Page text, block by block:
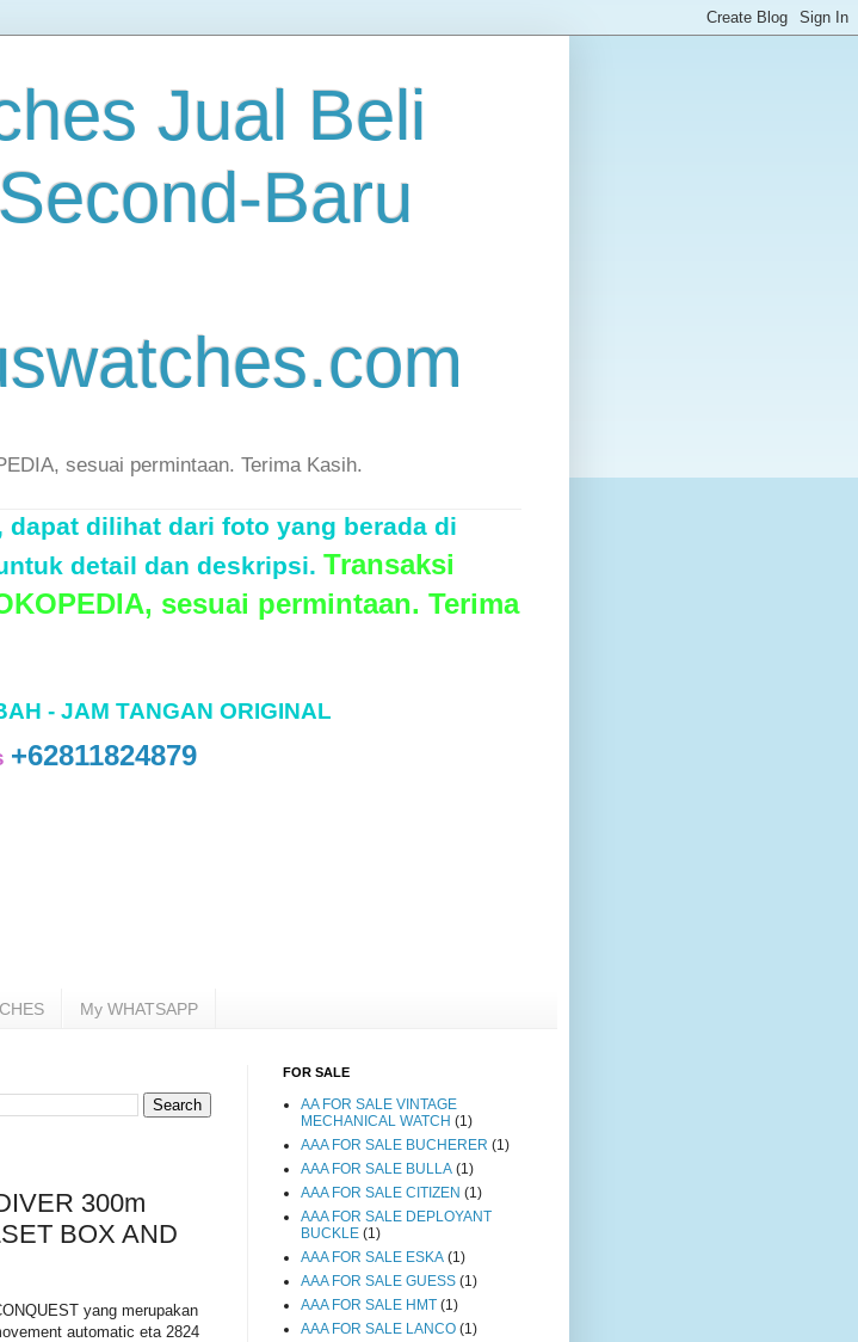
Jual Beli
Baru
sesuai permintaan. Terima Kasih.
dilihat dari foto yang berada di
detail dan deskripsi. Transaksi
sesuai permintaan. Terima
- JAM TANGAN ORIGINAL
+62811824879
My WHATSAPP
300m
BOX AND
yang merupakan
automatic eta 2824
FOR SALE
AA FOR SALE VINTAGE
MECHANICAL WATCH (1)
AAA FOR SALE BUCHERER (1)
AAA FOR SALE BULLA (1)
AAA FOR SALE CITIZEN (1)
AAA FOR SALE DEPLOYANT
BUCKLE (1)
AAA FOR SALE ESKA (1)
AAA FOR SALE GUESS (1)
AAA FOR SALE HMT (1)
AAA FOR SALE LANCO (1)